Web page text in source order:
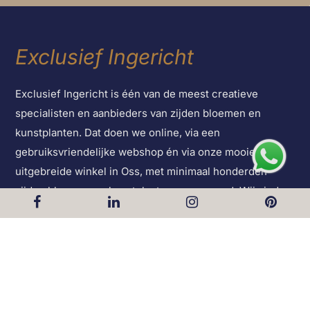
Exclusief Ingericht
Exclusief Ingericht is één van de meest creatieve
specialisten en aanbieders van zijden bloemen en
kunstplanten. Dat doen we online, via een
gebruiksvriendelijke webshop én via onze mooie en
uitgebreide winkel in Oss, met minimaal honderden
zijden bloemen en kunstplanten op voorraad. Wij vinden
het dan ook altijd geweldig als onze klanten een bezoek